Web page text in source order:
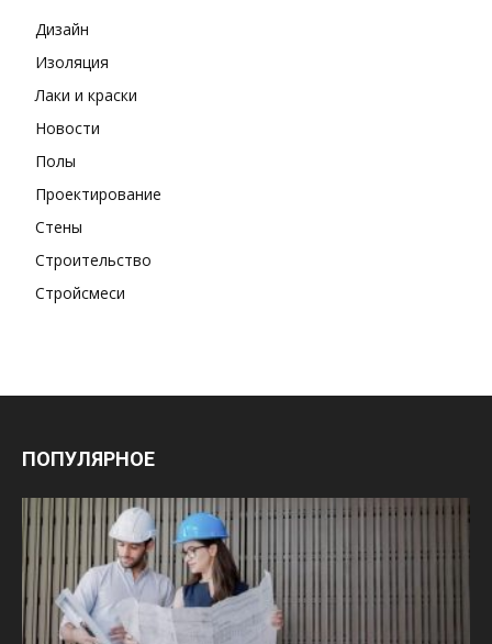
Дизайн
Изоляция
Лаки и краски
Новости
Полы
Проектирование
Стены
Строительство
Стройсмеси
ПОПУЛЯРНОЕ